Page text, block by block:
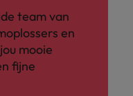
team van
en
mooie
fijne